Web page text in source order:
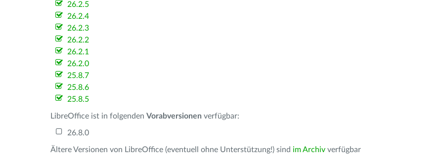
26.2.5
26.2.4
26.2.3
26.2.2
26.2.1
26.2.0
25.8.7
25.8.6
25.8.5
LibreOffice ist in folgenden Vorabversionen verfügbar:
26.8.0
Ältere Versionen von LibreOffice (eventuell ohne Unterstützung!) sind im Archiv verfügbar